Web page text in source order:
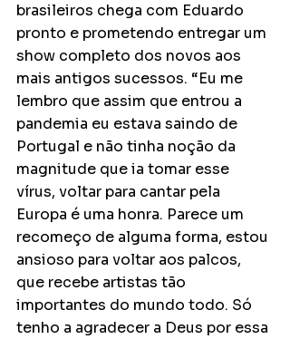
brasileiros chega com Eduardo
pronto e prometendo entregar um
show completo dos novos aos
mais antigos sucessos. “Eu me
lembro que assim que entrou a
pandemia eu estava saindo de
Portugal e não tinha noção da
magnitude que ia tomar esse
vírus, voltar para cantar pela
Europa é uma honra. Parece um
recomeço de alguma forma, estou
ansioso para voltar aos palcos,
que recebe artistas tão
importantes do mundo todo. Só
tenho a agradecer a Deus por essa